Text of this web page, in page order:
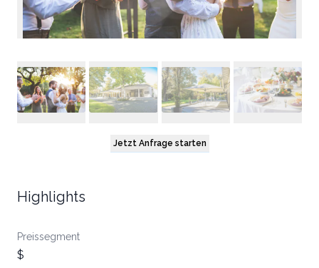
Jetzt Anfrage starten
Highlights
Preissegment
$